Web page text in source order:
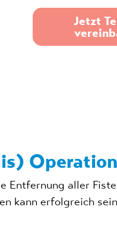
Jetzt
aller
kann erfolgreich